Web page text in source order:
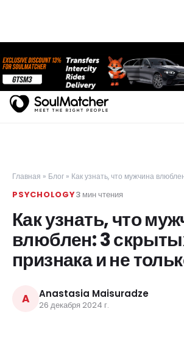
Главная » Блог » Как узнать, что мужчина
PSYCHOLOGY3 мин чтения
Как узнать, что
влюблен: 3
признака и не
A Anastasia Maisuradze
26 декабря 2024 г.